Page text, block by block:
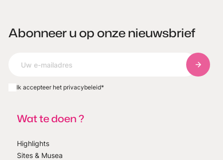
Abonneer u op onze nieuwsbrief
Ik accepteer het privacybeleid*
Wat te doen ?
Highlights
Sites & Musea